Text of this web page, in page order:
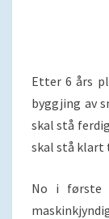
Etter 6 års
byggjing av
skal stå
skal stå klart
No i første